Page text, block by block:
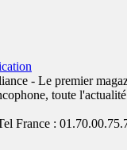
- Le premier
toute
France :